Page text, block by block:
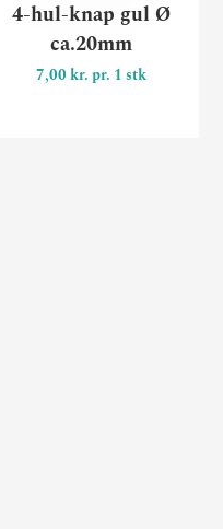
4-hul-knap gul Ø
ca.20mm
7,00 kr. pr. 1 stk